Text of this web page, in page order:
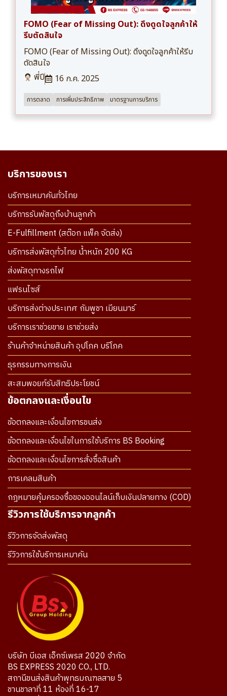
FOMO (Fear of Missing Out): ดึงดูดใจลูกค้าให้
รีบตัดสินใจ
FOMO (Fear of Missing Out): ดึงดูดใจลูกค้าให้รีบ
ตัดสินใจ
พี่ปี
16 ก.ค. 2025
การตลาด การเพิ่มประสิทธิภาพ มาตรฐานการบริการ
บริการของเรา
บริการเหมาคันทั่วไทย
บริการรับพัสดุถึงบ้านลูกค้า
E-Fulfillment (สต๊อก แพ็ค จัดส่ง)
บริการส่งพัสดุทั่วไทย น้ำหนัก 200 KG
ส่งพัสดุทางรถไฟ
แฟรนไซส์
บริการส่งต่างประเทศ กัมพูชา เมียนมาร์
บริการเราช่วยขาย เราช่วยส่ง
ร้านค้าจำหน่ายสินค้า อุปโภค บริโภค
ธุรกรรมทางการเงิน
สะสมพอยท์รับสิทธิประโยชน์
ข้อตกลงและเงื่อนไข
ข้อตกลงและเงื่อนไขการขนส่ง
ข้อตกลงและเงื่อนไขในการใช้บริการ BS Booking
ข้อตกลงและเงื่อนไขการสั่งซื้อสินค้า
การเคลมสินค้า
กฎหมายคุ้มครองซื้อของออนไลน์เก็บเงินปลายทาง (COD)
รีวิวการใช้บริการจากลูกค้า
รีวิวการจัดส่งพัสดุ
รีวิวการใช้บริการเหมาคัน
บริษัท บีเอส เอ็กซ์เพรส 2020 จำกัด
BS EXPRESS 2020 CO., LTD.
สถานีขนส่งสินค้าพุทธมณฑลสาย 5
ชานชาลาที่ 11 ห้องที่ 16-17